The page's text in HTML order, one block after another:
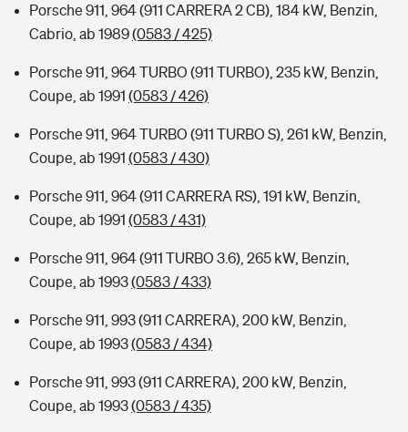
Porsche 911, 964 (911 CARRERA 2 CB), 184 kW, Benzin,
Cabrio, ab 1989(0583 / 425)
Porsche 911, 964 TURBO (911 TURBO), 235 kW, Benzin,
Coupe, ab 1991 (0583 / 426)
Porsche 911, 964 TURBO (911 TURBO S), 261 kW, Benzin,
Coupe, ab 1991 (0583 / 430)
Porsche 911, 964 (911 CARRERA RS), 191 kW, Benzin,
Coupe, ab 1991 (0583 / 431)
Porsche 911, 964 (911 TURBO 3.6), 265 kW, Benzin,
Coupe, ab 1993(0583 / 433)
Porsche 911, 993 (911 CARRERA), 200 kW, Benzin,
Coupe, ab 1993(0583 / 434)
Porsche 911, 993 (911 CARRERA), 200 kW, Benzin,
Coupe, ab 1993(0583 / 435)